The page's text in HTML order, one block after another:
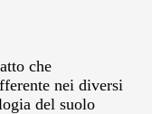
che
nei diversi
del suolo